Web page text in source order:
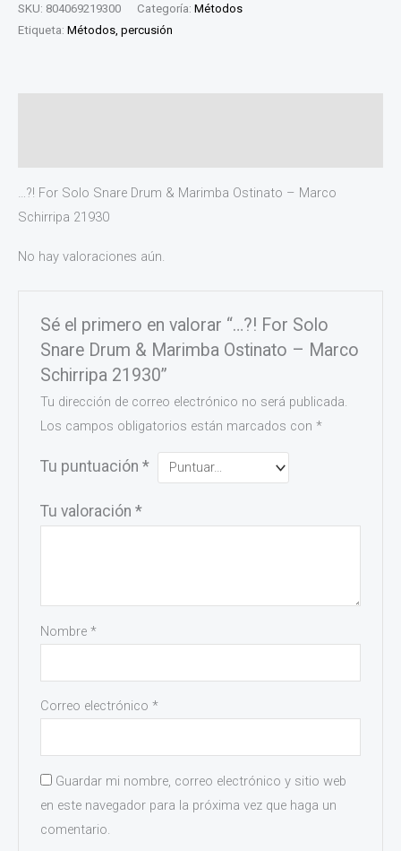
SKU: 804069219300 Categoría: Métodos
Etiqueta: Métodos, percusión
…?! For Solo Snare Drum & Marimba Ostinato – Marco
Schirripa 21930
No hay valoraciones aún.
Sé el primero en valorar “…?! For Solo
Snare Drum & Marimba Ostinato – Marco
Schirripa 21930”
Tu dirección de correo electrónico no será publicada.
Los campos obligatorios están marcados con*
Tu puntuación*
Tu valoración*
Nombre*
Correo electrónico*
Guardar mi nombre, correo electrónico y sitio web
en este navegador para la próxima vez que haga un
comentario.